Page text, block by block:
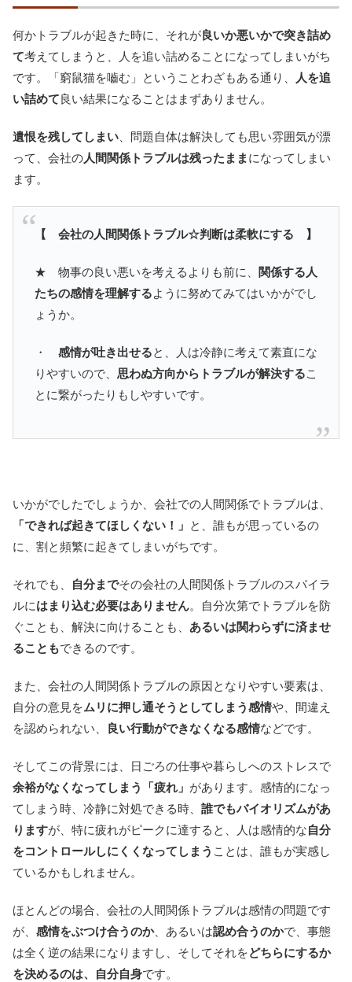
何かトラブルが起きた時に、それが良いか悪いかで突き詰め
て考えてしまうと、人を追い詰めることになってしまいがち
です。「窮鼠猫を嚙む」ということわざもある通り、
人を追
い詰めて良い結果になることはまずありません。
遺恨を残してしまい 、問題自体は解決しても思い雰囲気が漂
って、会社の人間関係トラブルは残ったまま になってしまい
ます。
【 会社の人間関係トラブル☆判断は柔軟にする 】
★ 物事の良い悪いを考えるよりも前に、
関係する人
たちの感情を理解するように努めてみてはいかがでし
ょうか。
・ 感情が吐き出せると、人は冷静に考えて素直にな
りやすいので、 思わぬ方向からトラブルが解決するこ
とに繋がったりもしやすいです。
いかがでしたでしょうか、会社での人間関係でトラブルは、
「できれば起きてほしくない！」 と、誰もが思っているの
に、割と頻繁に起きてしまいがちです。
それでも、 自分までその会社の人間関係トラブルのスパイラ
ルにはまり込む必要はありません。自分次第でトラブルを防
ぐことも、解決に向けることも、 あるいは関わらずに済ませ
ることもできるのです。
また、会社の人間関係トラブルの原因となりやすい要素は、
自分の意見をムリに押し通そうとしてしまう感情や、間違え
を認められない、
良い行動ができなくなる感情などです。
そしてこの背景には、日ごろの仕事や暮らしへのストレスで
余裕がなくなってしまう「疲れ」 があります。感情的になっ
てしまう時、冷静に対処できる時、 誰でもバイオリズムがあ
りますが、特に疲れがピークに達すると、人は感情的な自分
をコントロールしにくくなってしまう ことは、誰もが実感し
ているかもしれません。
ほとんどの場合、会社の人間関係トラブルは感情の問題です
が、 感情をぶつけ合うのか、あるいは認め合うのかで、事態
は全く逆の結果になりますし、そしてそれをどちらにするか
を決めるのは、自分自身です。